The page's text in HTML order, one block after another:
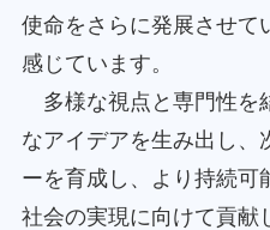
使命をさらに発展させて
感じています。
多様な視点と専門性を
なアイデアを生み出し、
ーを育成し、より持続可
社会の実現に向けて貢献